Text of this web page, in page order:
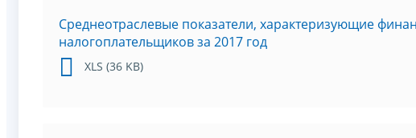
Среднеотраслевые показатели, характеризующие
налогоплательщиков за 2017 год
XLS (36 KB)